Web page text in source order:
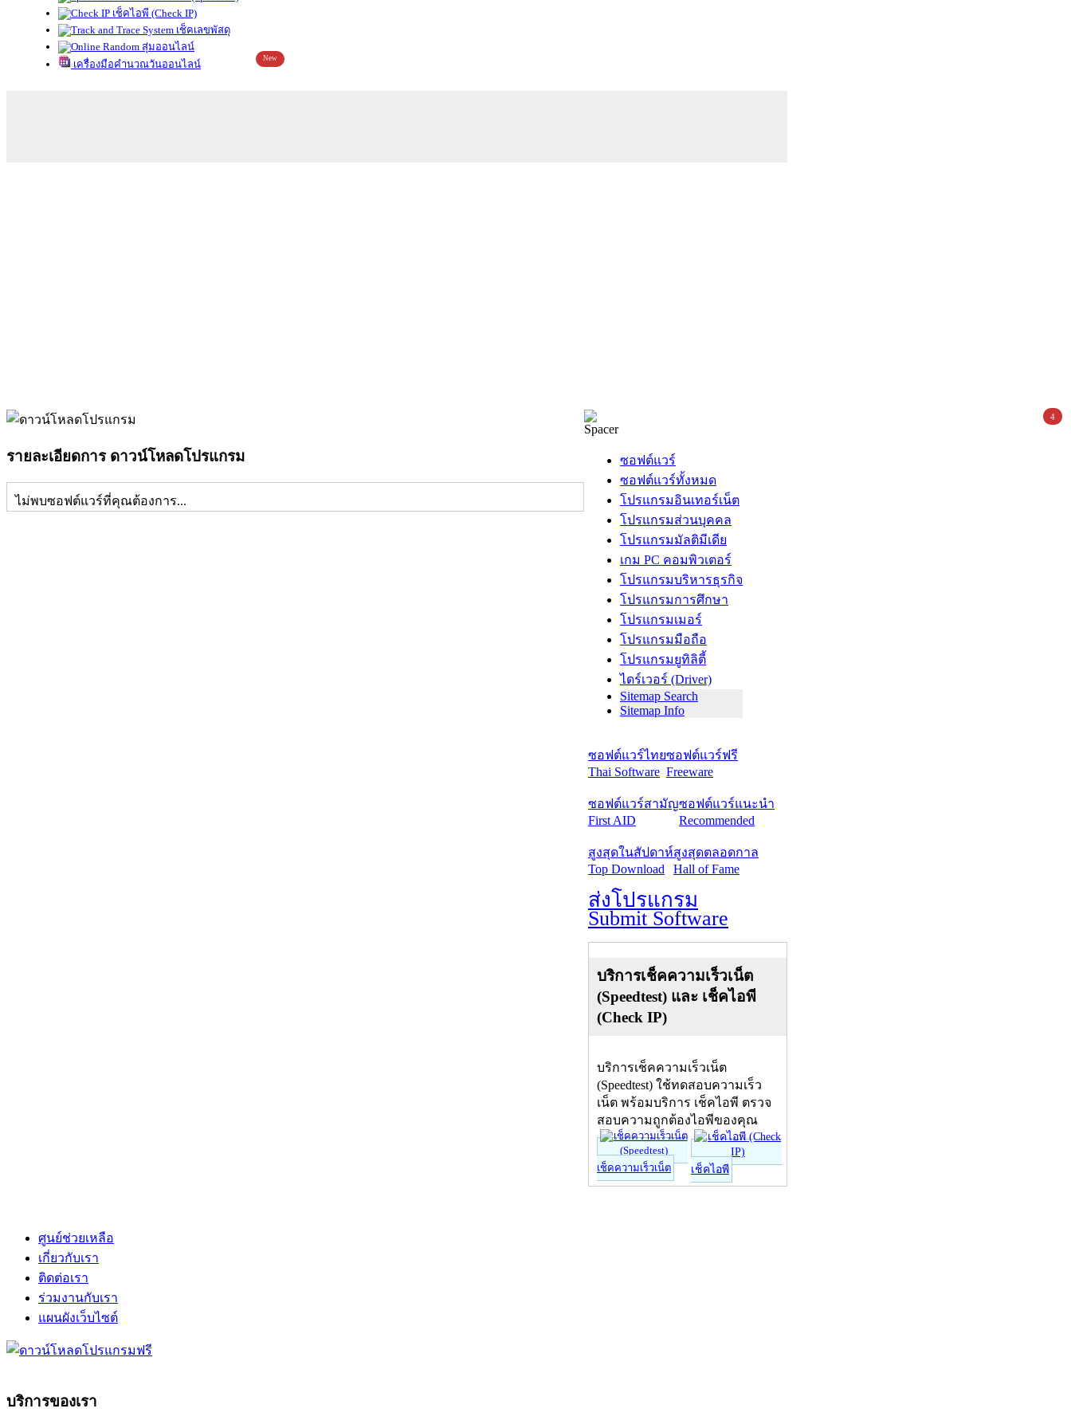
เช็คไอพี (Check IP)
เช็คเลขพัสดุ
สุ่มออนไลน์
เครื่องมือคำนวณวันออนไลน์
New
รายละเอียดการ ดาวน์โหลดโปรแกรม
ไม่พบซอฟต์แวร์ที่คุณต้องการ...
ซอฟต์แวร์
ซอฟต์แวร์ทั้งหมด
โปรแกรมอินเทอร์เน็ต
โปรแกรมส่วนบุคคล
โปรแกรมมัลติมีเดีย
เกม PC คอมพิวเตอร์
โปรแกรมบริหารธุรกิจ
โปรแกรมการศึกษา
โปรแกรมเมอร์
โปรแกรมมือถือ
โปรแกรมยูทิลิตี้
ไดร์เวอร์ (Driver)
Sitemap Search
Sitemap Info
ซอฟต์แวร์ไทย
Thai Software
ซอฟต์แวร์ฟรี
Freeware
ซอฟต์แวร์สามัญ
First AID
ซอฟต์แวร์แนะนำ
Recommended
สูงสุดในสัปดาห์
Top Download
สูงสุดตลอดกาล
Hall of Fame
ส่งโปรแกรม
Submit Software
บริการเช็คความเร็วเน็ต
(Speedtest) และ เช็คไอพี
(Check IP)
บริการเช็คความเร็วเน็ต
(Speedtest) ใช้ทดสอบความเร็ว
เน็ต พร้อมบริการ เช็คไอพี ตรวจ
สอบความถูกต้องไอพีของคุณ
เช็คความเร็วเน็ต เช็คไอพี
ศูนย์ช่วยเหลือ
เกี่ยวกับเรา
ติดต่อเรา
ร่วมงานกับเรา
4
แผนผังเว็บไซต์
บริการของเรา